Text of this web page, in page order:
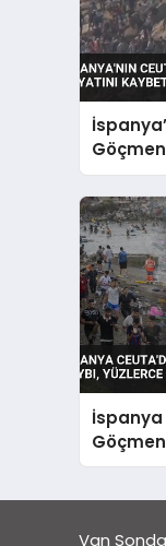
Göçmen
İspanya
Van